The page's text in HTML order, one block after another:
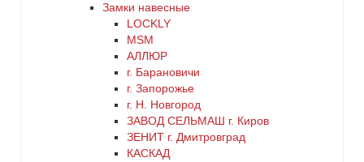
Замки навесные
LOCKLY
MSM
АЛЛЮР
г. Барановичи
г. Запорожье
г. Н. Новгород
ЗАВОД СЕЛЬМАШ г. Киров
ЗЕНИТ г. Дмитровград
КАСКАД